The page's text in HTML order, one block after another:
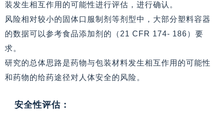
装发生相互作用的可能性进行评估，进行确认。
风险相对较小的固体口服制剂等剂型中，大部分塑料容器
的数据可以参考食品添加剂的（21 CFR 174- 186）要
求。
研究的总体思路是药物与包装材料发生相互作用的可能性
和药物的给药途径对人体安全的风险。
安全性评估：